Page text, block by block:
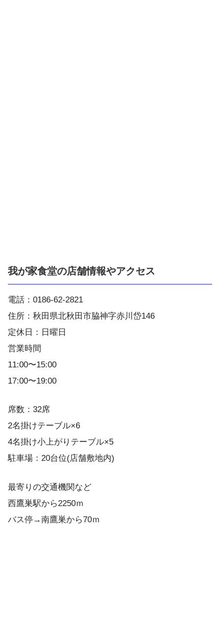
我が家食堂の店舗情報やアクセス
電話：0186-62-2821
住所：秋田県北秋田市脇神字赤川岱146
定休日：日曜日
営業時間
11:00〜15:00
17:00〜19:00
席数：32席
2名掛けテーブル×6
4名掛け小上がりテーブル×5
駐車場：20台位(店舗敷地内)
最寄りの交通機関など
西鷹巣駅から2250ｍ
バス停→南鷹巣から70ｍ